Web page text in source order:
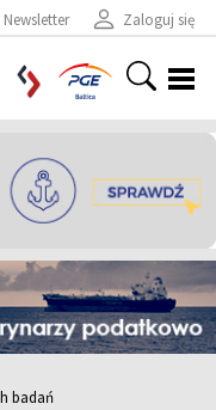
Zaloguj się
Newsletter
badań